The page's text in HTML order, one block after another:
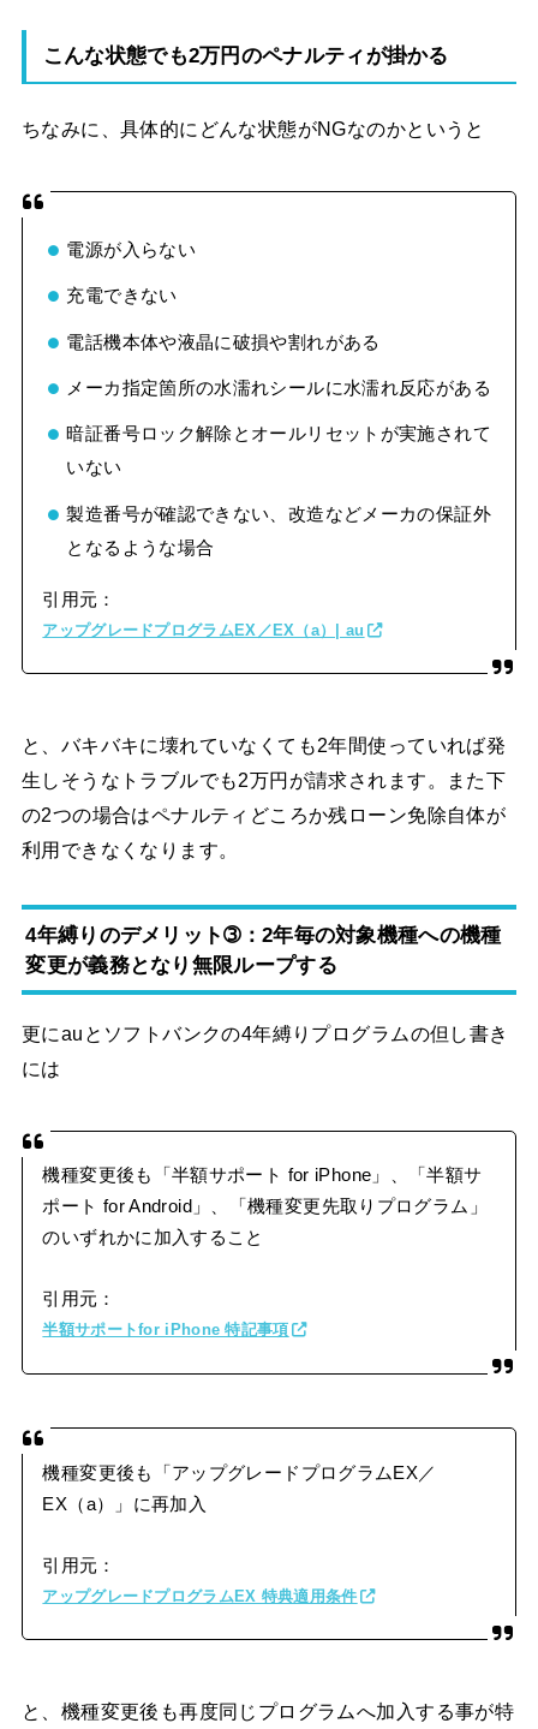
こんな状態でも2万円のペナルティが掛かる
ちなみに、具体的にどんな状態がNGなのかというと
電源が入らない
充電できない
電話機本体や液晶に破損や割れがある
メーカ指定箇所の水濡れシールに水濡れ反応がある
暗証番号ロック解除とオールリセットが実施されて
いない
製造番号が確認できない、改造などメーカの保証外
となるような場合
引用元：
アップグレードプログラムEX／EX（a）| au
と、バキバキに壊れていなくても2年間使っていれば発
生しそうなトラブルでも2万円が請求されます。また下
の2つの場合はペナルティどころか残ローン免除自体が
利用できなくなります。
4年縛りのデメリット➂：2年毎の対象機種への機種
変更が義務となり無限ループする
更にauとソフトバンクの4年縛りプログラムの但し書き
には
機種変更後も「半額サポート for iPhone」、「半額サ
ポート for Android」、「機種変更先取りプログラム」
のいずれかに加入すること
引用元：
半額サポートfor iPhone 特記事項
機種変更後も「アップグレードプログラムEX／
EX（a）」に再加入
引用元：
アップグレードプログラムEX 特典適用条件
と、機種変更後も再度同じプログラムへ加入する事が特